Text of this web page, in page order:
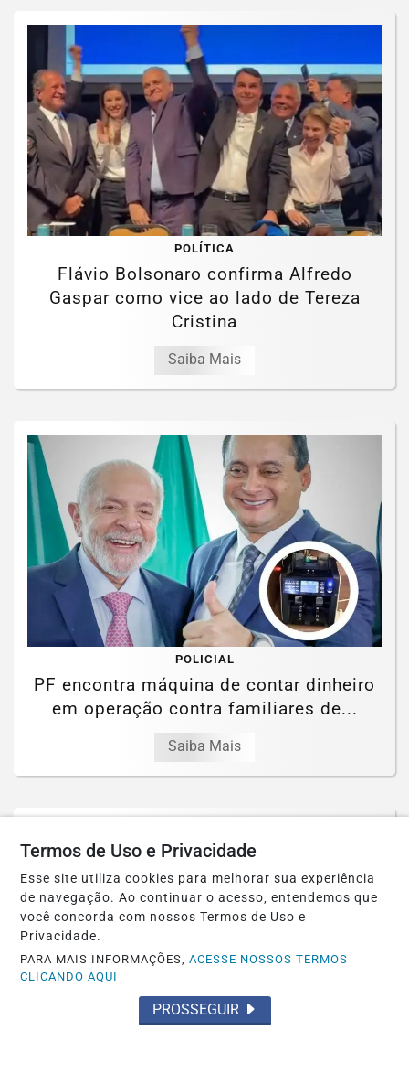
POLÍTICA
Flávio Bolsonaro confirma Alfredo
Gaspar como vice ao lado de Tereza
Cristina
Saiba Mais
POLICIAL
PF encontra máquina de contar dinheiro
em operação contra familiares de...
Saiba Mais
Termos de Uso e Privacidade
Esse site utiliza cookies para melhorar sua experiência
de navegação. Ao continuar o acesso, entendemos que
você concorda com nossos Termos de Uso e
Privacidade.
PARA MAIS INFORMAÇÕES,ACESSE NOSSOS TERMOS
CLICANDO AQUI
PROSSEGUIR